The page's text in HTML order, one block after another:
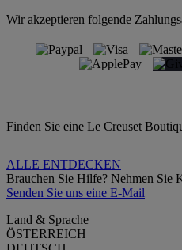
Wir akzeptieren folgende
Finden Sie eine Le Creuset
ALLE ENTDECKEN
Brauchen Sie Hilfe? Nehmen Sie
Senden Sie uns eine E-Mail
Land & Sprache
ÖSTERREICH